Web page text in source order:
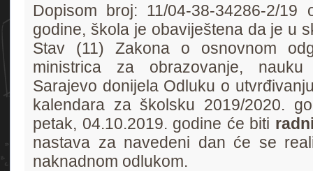
Dopisom broj: 11/04-38-34286-2/19
godine, škola je obaviještena da je u
Stav (11) Zakona o osnovnom
ministrica za obrazovanje,
Sarajevo donijela Odluku o
kalendara za školsku 2019/2020.
petak, 04.10.2019. godine će biti
nastava za navedeni dan će se
naknadnom odlukom.